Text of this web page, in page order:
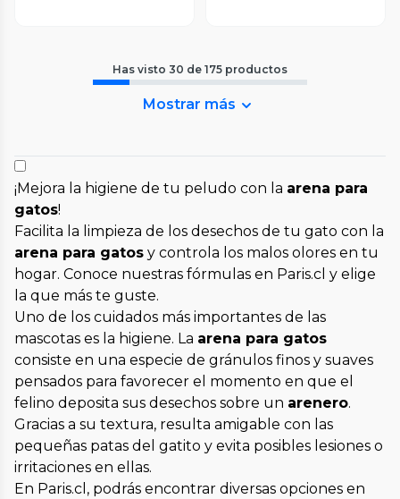
Has visto 30 de 175 productos
Mostrar más
¡Mejora la higiene de tu peludo con la arena para
gatos!
Facilita la limpieza de los desechos de tu gato con la
arena para gatos y controla los malos olores en tu
hogar. Conoce nuestras fórmulas en Paris.cl y elige
la que más te guste.
Uno de los cuidados más importantes de las
mascotas es la higiene. La arena para gatos
consiste en una especie de gránulos finos y suaves
pensados para favorecer el momento en que el
felino deposita sus desechos sobre un arenero.
Gracias a su textura, resulta amigable con las
pequeñas patas del gatito y evita posibles lesiones o
irritaciones en ellas.
En Paris.cl, podrás encontrar diversas opciones en